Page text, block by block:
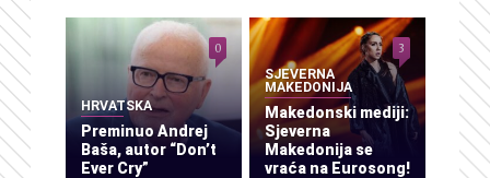
HRVATSKA
Preminuo Andrej
Baša, autor “Don’t
Ever Cry”
0
SJEVERNA
MAKEDONIJA
Makedonski mediji:
Sjeverna
Makedonija se
vraća na Eurosong!
3